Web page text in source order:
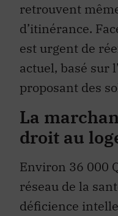
retrouvent
d’itinérance.
est urgent de
actuel, basé sur
proposant des
La
droit au
Environ 36 000
réseau de la
déficience